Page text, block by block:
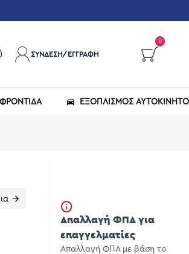
ΣΎΝΔΕΣΗ/ΕΓΓΡΑΦΉ
0
ΕΞΟΠΛΙΣΜΌΣ
Απαλλαγή ΦΠΑ για
επαγγελματίες
Απαλλαγή ΦΠΑ με βάση το